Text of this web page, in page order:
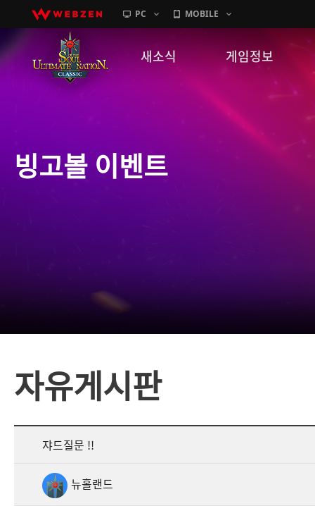
PC MOBILE
새소식
GM노트
게임정보
캐릭터소개
빙고볼 이벤트
자유게시판
쟈드질문 !!
뉴홀랜드